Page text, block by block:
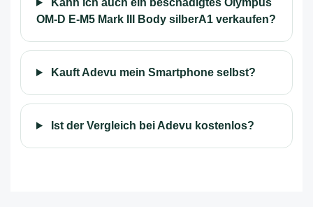
Kann ich auch ein beschädigtes Olympus
OM-D E-M5 Mark III Body silberA1 verkaufen?
Kauft Adevu mein Smartphone selbst?
Ist der Vergleich bei Adevu kostenlos?